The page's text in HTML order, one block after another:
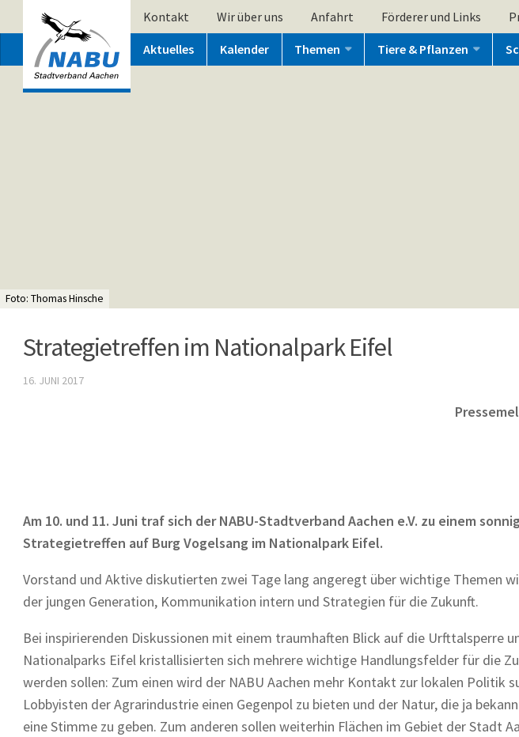
Kontakt Wir über uns Anfahrt Förderer und Links
Aktuelles Kalender Themen Tiere & Pflanzen
Foto: Thomas Hinsche
Strategietreffen im Nationalpark Eifel
16. JUNI 2017
Am 10. und 11. Juni traf sich der NABU-Stadtverband Aachen e.V. zu einem
Strategietreffen auf Burg Vogelsang im Nationalpark Eifel.
Vorstand und Aktive diskutierten zwei Tage lang angeregt über wichtige Themen
der jungen Generation, Kommunikation intern und Strategien für die Zukunft.
Bei inspirierenden Diskussionen mit einem traumhaften Blick auf die Urfttalsperre
Nationalparks Eifel kristallisierten sich mehrere wichtige Handlungsfelder für die
werden sollen: Zum einen wird der NABU Aachen mehr Kontakt zur lokalen Politik
Lobbyisten der Agrarindustrie einen Gegenpol zu bieten und der Natur, die ja
eine Stimme zu geben. Zum anderen sollen weiterhin Flächen im Gebiet der Stadt